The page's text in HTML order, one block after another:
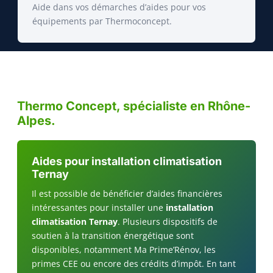
Aide dans vos démarches d’aides pour vos
équipements par Thermoconcept.
Thermo Concept, spécialiste en Rhône-
Alpes.
Aides pour installation climatisation
Ternay
Il est possible de bénéficier d’aides financières
intéressantes pour installer une installation
climatisation Ternay. Plusieurs dispositifs de
soutien à la transition énergétique sont
disponibles, notamment Ma Prime’Rénov, les
primes CEE ou encore des crédits d’impôt. En tant